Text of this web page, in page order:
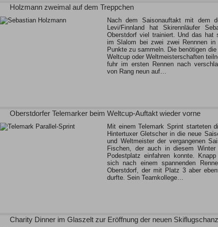
Holzmann zweimal auf dem Treppchen
Nach dem Saisonauftakt mit dem
Levi/Finnland hat Skirennläufer
Oberstdorf viel trainiert. Und das hat
im Slalom bei zwei zwei Rennnen
Punkte zu sammeln. Die benötigen
Weltcup oder Weltmeisterschaften
fuhr im ersten Rennen nach
von Rang neun auf…
Oberstdorfer Telemarker beim Weltcup-Auftakt wieder vorne
Mit einem Telemark Sprint starteten
Hintertuxer Gletscher in die neue
und Weltmeister der vergangenen
Fischen, der auch in diesem
Podestplatz einfahren konnte.
sich nach einem spannenden
Oberstdorf, der mit Platz 3 aber
durfte. Sein Teamkollege…
Charity Dinner im Glaszelt zur Eröffnung der neuen